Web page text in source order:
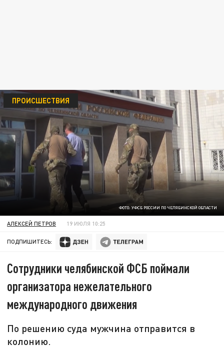
ФОТО: УФСБ РОССИИ ПО ЧЕЛЯБИНСКОЙ ОБЛАСТИ
ПРОИСШЕСТВИЯ
АЛЕКСЕЙ ПЕТРОВ 19 ИЮЛЯ 10:25
ПОДПИШИТЕСЬ:
Сотрудники челябинской ФСБ поймали
организатора нежелательного
международного движения
По решению суда мужчина отправится в
колонию.